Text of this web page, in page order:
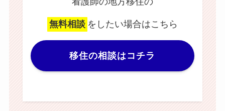
無料相談 をしたい場合はこちら
移住の相談はコチラ